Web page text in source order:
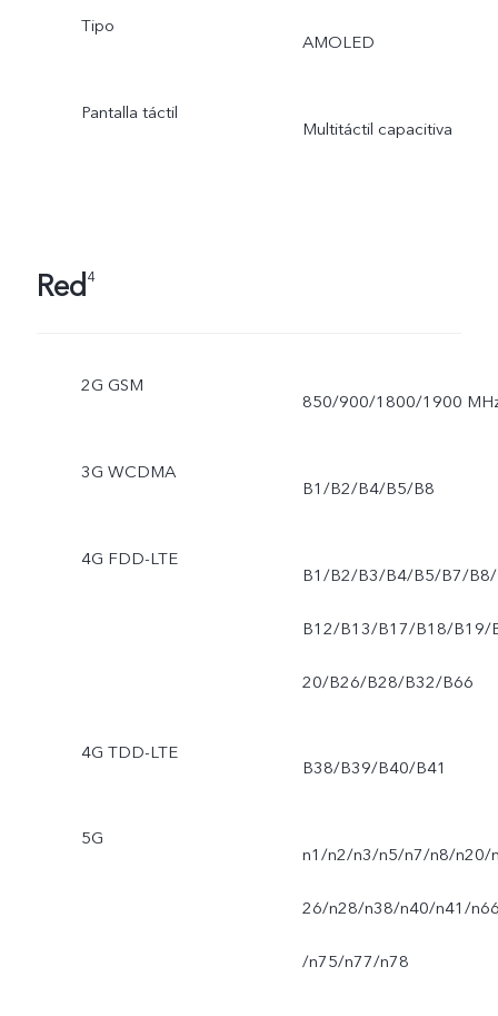
Tipo
AMOLED
Pantalla táctil
Multitáctil capacitiva
Red4
2G GSM
850/900/1800/1900
3G WCDMA
B1/B2/B4/B5/B8
4G FDD-LTE
B1/B2/B3/B4/B5/B7/B8/
B12/B13/B17/B18/B19/
20/B26/B28/B32/B66
4G TDD-LTE
B38/B39/B40/B41
5G
n1/n2/n3/n5/n7/n8/n20/
26/n28/n38/n40/n41/
/n75/n77/n78